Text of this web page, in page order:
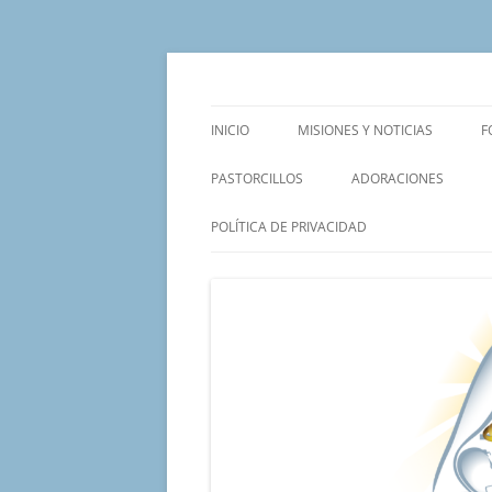
Saltar
INICIO MISIONES Y NOTICIAS
PASTORCILLOS ADORACIONES
POLÍTICA DE PRIVACIDAD